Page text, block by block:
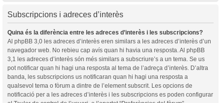
Subscripcions i adreces d’interès
Quina és la diferència entre les adreces d’interès i les subscripcions?
Al phpBB 3,0 les adreces d’interès eren similars a les adreces d’interès d’un
navegador web. No rebieu cap avís quan hi havia una resposta. Al phpBB
3,1 les adreces d’interès són més similars a subscriure’s a un tema. Se us
pot notificar quan hi hagi una resposta al tema de l’adreça d’interès. D’altra
banda, les subscripcions us notificaran quan hi hagi una resposta a
qualsevol tema o fòrum a dintre de l’element subscrit. Les opcions de
notificació per a les adreces d’interès i les subscripcions es poden configurar